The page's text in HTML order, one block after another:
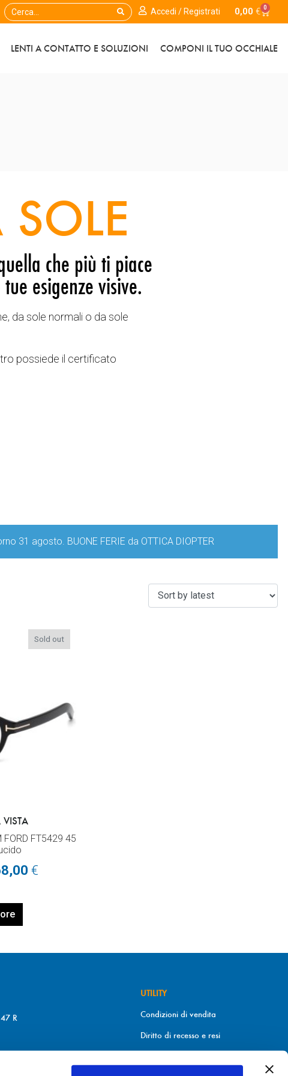
Accedi / Registrati 0,00 € 0
LENTI A CONTATTO E SOLUZIONI COMPONI IL TUO OCCHIALE
che più ti piace
esigenze visive.
da sole normali o da sole
possiede il certificato
31 agosto. BUONE FERIE da OTTICA DIOPTER
Sold out
FORD FT5429 45
€
R
UTILITY
Condizioni di vendita
Diritto di recesso e resi